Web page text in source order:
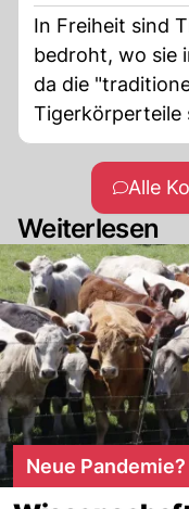
In Freiheit sind
bedroht, wo sie
da die
Tigerkörperteile
einen sehr
gibt. Es ist
Rhinozeros,
den Schuppen
zahllosen
auch daran
Zoos
Alle
Weiterlesen
Neue Pandemie?